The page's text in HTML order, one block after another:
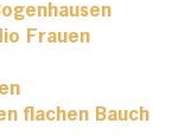
Frauen
flachen Bauch